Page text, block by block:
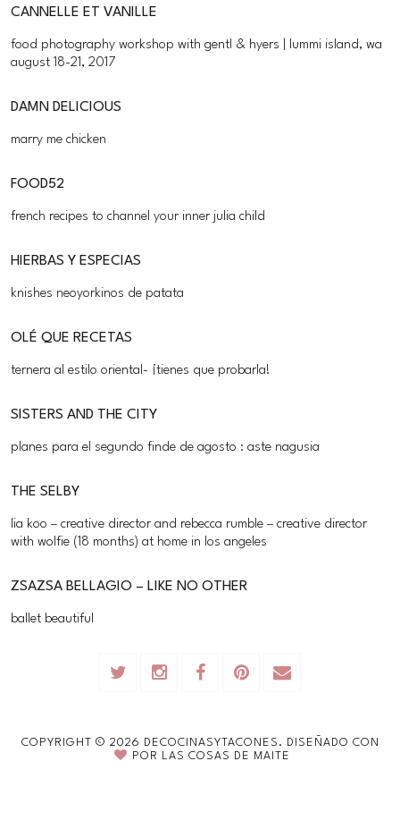
CANNELLE ET VANILLE
food photography workshop with gentl & hyers | lummi island, wa
august 18-21, 2017
DAMN DELICIOUS
marry me chicken
FOOD52
french recipes to channel your inner julia child
HIERBAS Y ESPECIAS
knishes neoyorkinos de patata
OLÉ QUE RECETAS
ternera al estilo oriental- ¡tienes que probarla!
SISTERS AND THE CITY
planes para el segundo finde de agosto : aste nagusia
THE SELBY
lia koo – creative director and rebecca rumble – creative director
with wolfie (18 months) at home in los angeles
ZSAZSA BELLAGIO – LIKE NO OTHER
ballet beautiful
COPYRIGHT © 2026 DECOCINASYTACONES.
DISEÑADO CON
POR
LAS COSAS DE MAITE